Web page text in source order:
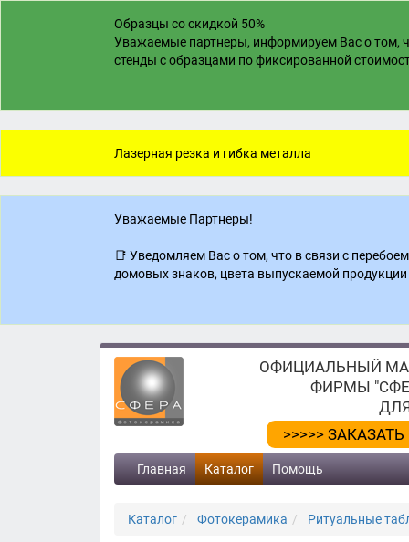
Образцы со скидкой 50%
Уважаемые партнеры, информируем Вас о том,
стенды с образцами по фиксированной
Лазерная резка и гибка металла
Уважаемые Партнеры!
📑 Уведомляем Вас о том, что в связи с
домовых знаков, цвета выпускаемой
ОФИЦИАЛЬНЫЙ
ФИРМЫ
>>>>>
Главная Каталог Помощь
Каталог Фотокерамика Ритуальные